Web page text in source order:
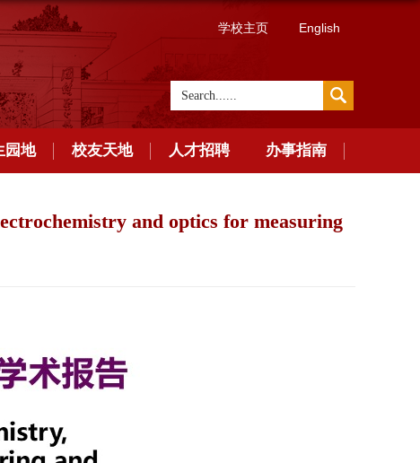
学校主页 English
园地 校友天地 人才招聘 办事指南
and optics for measuring